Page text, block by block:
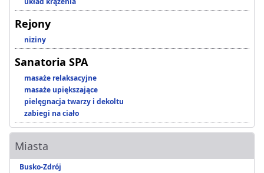
Rejony
niziny
Sanatoria SPA
masaże relaksacyjne
masaże upiększające
pielęgnacja twarzy i dekoltu
zabiegi na ciało
Miasta
Busko-Zdrój